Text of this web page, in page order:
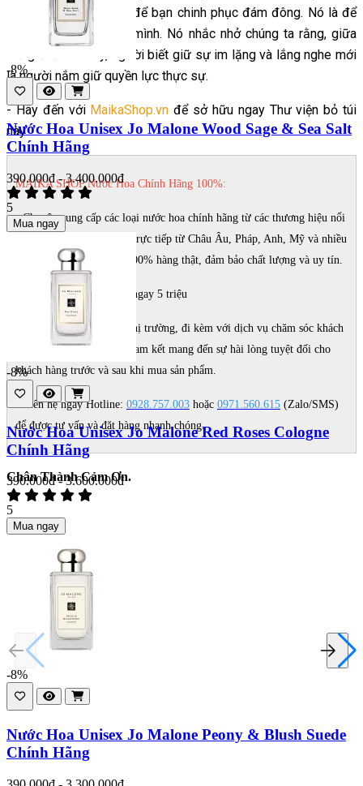
phải là chai nước hoa để bạn chinh phục đám đông. Nó là để
bạn chinh phục chính mình. Nó nhắc nhở chúng ta rằng, giữa
thế giới ồn ào này, người biết giữ sự im lặng và lắng nghe mới
là người nắm giữ quyền lực thực sự.
- Hãy đến với MaikaShop.vnđể sở hữu ngay Thư viện bỏ túi
này.
MAIKA SHOP Nước Hoa Chính Hãng 100%:
- Chuyên cung cấp các loại nước hoa chính hãng từ các thương hiệu nổi
tiếng thế giới, nhập khẩu trực tiếp từ Châu Âu, Pháp, Anh, Mỹ và nhiều
quốc gia khác. Cam kết 100% hàng thật, đảm bảo chất lượng và uy tín.
- Nếu phát hiện fake đền ngay 5 triệu
- Giá cả cạnh tranh nhất thị trường, đi kèm với dịch vụ chăm sóc khách
hàng tận tâm. Chúng tôi cam kết mang đến sự hài lòng tuyệt đối cho
khách hàng trước và sau khi mua sản phẩm.
- Liên hệ ngay Hotline: 0928.757.003 hoặc 0971.560.615 (Zalo/SMS)
để được tư vấn và đặt hàng nhanh chóng.
Chân Thành Cảm Ơn.
-8%
Nước Hoa Unisex Jo Malone Wood Sage & Sea Salt
Chính Hãng
390.000đ - 3.400.000đ
5
Mua ngay
-8%
Nước Hoa Unisex Jo Malone Red Roses Cologne
Chính Hãng
390.000đ - 3.600.000đ
5
Mua ngay
-8%
Nước Hoa Unisex Jo Malone Peony & Blush Suede
Chính Hãng